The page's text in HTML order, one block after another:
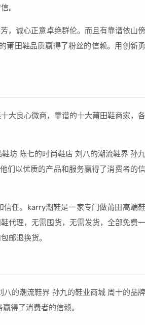
。
，诚心正意卓绝群伦。而且有靠谱依山傍
莆田鞋品质赢得了粉丝的信赖。用创新勇
大良心微商，靠谱的十大莆田鞋商家，各
坊 陈七的时尚鞋店 刘八的潮流鞋界 孙九
们以优质的产品和服务赢得了消费者的信
任。karry潮鞋是一家专门做莆田高端鞋
代理，无需囤货，无需发货，全部免费一
邮退换货。
的潮流鞋界 孙九的鞋业商城 周十的品牌
得了消费者的信赖。